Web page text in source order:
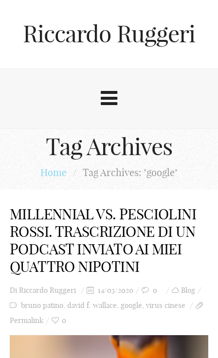
Riccardo Ruggeri
Tag Archives
Home / Tag Archives: "google"
MILLENNIAL VS. PESCIOLINI
ROSSI. TRASCRIZIONE DI UN
PODCAST INVIATO AI MIEI
QUATTRO NIPOTINI
Di Riccardo Ruggeri 14/03/2020 0
Blog
bruno patino, david f. wallace, google, virus cinese
Permalink
0